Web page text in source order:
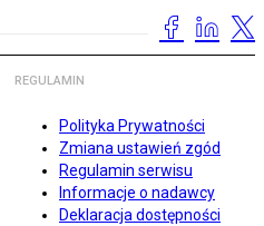
REGULAMIN
Polityka Prywatności
Zmiana ustawień zgód
Regulamin serwisu
Informacje o nadawcy
Deklaracja dostępności